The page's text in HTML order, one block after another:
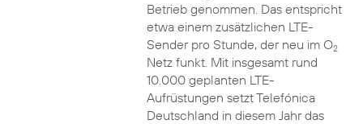
Betrieb genommen. Das entspricht
etwa einem zusätzlichen LTE-
Sender pro Stunde, der neu im O2
Netz funkt. Mit insgesamt rund
10.000 geplanten LTE-
Aufrüstungen setzt Telefónica
Deutschland in diesem Jahr das